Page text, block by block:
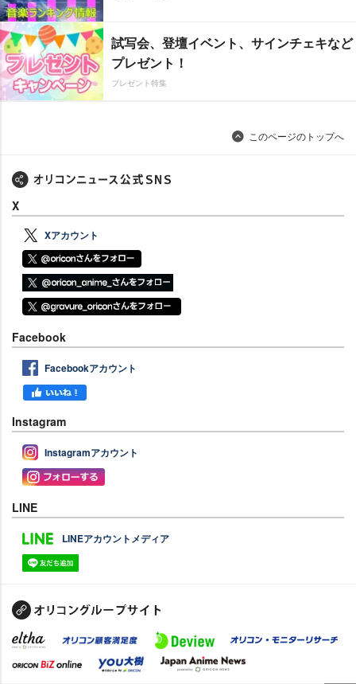
試写会、登壇イベント、サインチェキなど
プレゼント！
プレゼント特集
このページのトップへ
X
Xアカウント
Facebook
Facebookアカウント
Instagram
Instagramアカウント
LINE
LINEアカウントメディア